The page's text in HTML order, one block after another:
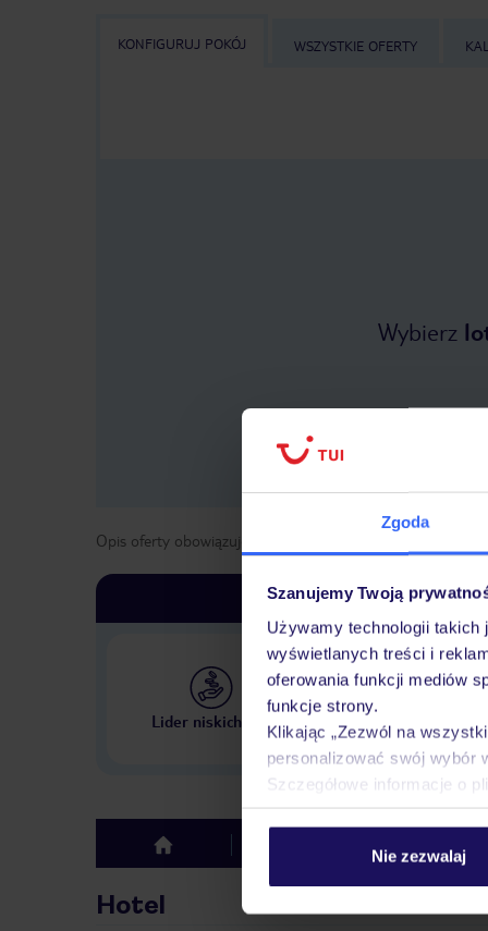
Zgoda
Szanujemy Twoją
Używamy technologii
wyświetlanych treści i
oferowania funkcji mediów
funkcje strony.
Klikając „Zezwól na
personalizować swój wybór
Szczegółowe informacje o
Nie zezwalaj
KONFIGURUJ POKÓJ WSZYSTKIE OFERTY
Wybierz
Opis oferty obowiązuje dla wyjazdów w terminie
Lider niskich cen
Największe biuro
w Polsce
top
Hotel